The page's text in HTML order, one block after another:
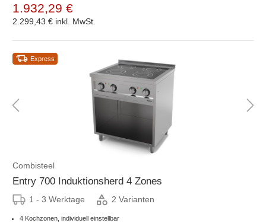
1.932,29 €
2.299,43 € inkl. MwSt.
Express
Combisteel
Entry 700 Induktionsherd 4 Zones
1 - 3 Werktage 2 Varianten
4 Kochzonen, individuell einstellbar